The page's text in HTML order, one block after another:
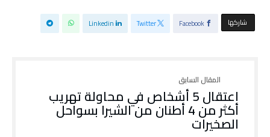
‫‫ شاركها‬ Facebook
Twitter
Linkedin
اعتقال 5 أشخاص في محاولة تهريب
أكثر من 4 أطنان من الشيرا بسواحل
الصخيرات